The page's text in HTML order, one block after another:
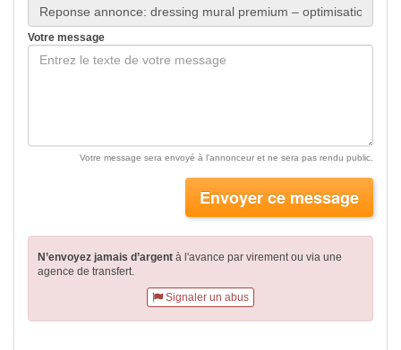
Votre message
Votre message sera envoyé à l'annonceur et ne sera pas rendu public.
Envoyer ce message
N’envoyez jamais d’argent à l'avance par virementou via une
agence de transfert.
Signaler un abus